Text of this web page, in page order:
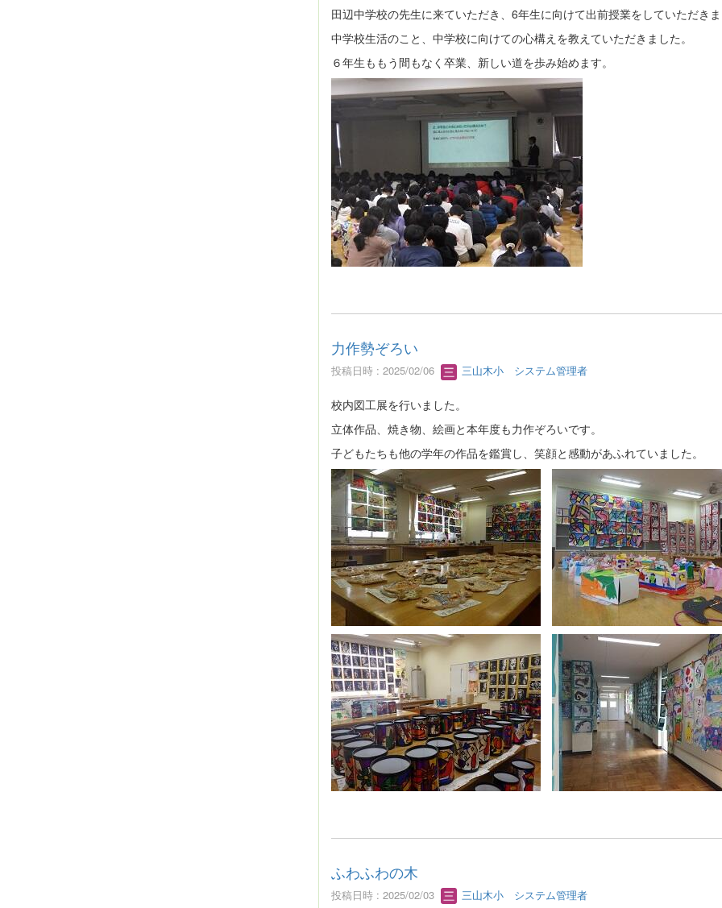
田辺中学校の先生に来ていただき、6年生に向けて出前授業をしていただき
中学校生活のこと、中学校に向けての心構えを教えていただきました。
６年生ももう間もなく卒業、新しい道を歩み始めます。
力作勢ぞろい
投稿日時 : 2025/02/06 三山木小 システム管理者
校内図工展を行いました。
立体作品、焼き物、絵画と本年度も力作ぞろいです。
子どもたちも他の学年の作品を鑑賞し、笑顔と感動があふれていました。
ふわふわの木
投稿日時 : 2025/02/03 三山木小 システム管理者